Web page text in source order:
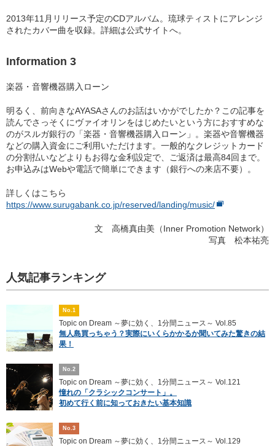
2013年11月リリース予定のCDアルバム。琉球ティストにアレンジ
されたカバー曲を収録。詳細は公式サイトへ。
Information 3
楽器・音響機器購入ローン
明るく、前向きなAYASAさんのお話はいかがでしたか？この記事を
読んでさっそくにヴァイオリンをはじめたいという方におすすめな
のがスルガ銀行の「楽器・音響機器購入ローン」。楽器や音響機器
などの購入資金にご利用いただけます。一般的なクレジットカード
の分割払いなどよりもお得な金利設定で、ご返済は最高84回まで。
お申込みはWebや電話で簡単にできます（銀行への来店不要）。
詳しくはこちら
https://www.surugabank.co.jp/reserved/landing/music/
文 高橋真由美（Inner Promotion Network）
写真 松本祐亮
人気記事ランキング
No.1
Topic on Dream ～夢に効く、1分間ニュース～ Vol.85
無人島買っちゃう？実際にいくらかかるか聞いてみた驚きの結
果！
No.2
Topic on Dream ～夢に効く、1分間ニュース～ Vol.121
憧れの「クラシックコンサート」。
初めて行く前に知っておきたい基本知識
No.3
Topic on Dream ～夢に効く、1分間ニュース～ Vol.129